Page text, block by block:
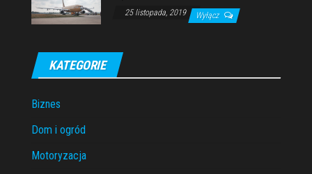
25 listopada, 2019 Wyłącz
KATEGORIE
Biznes
Dom i ogród
Motoryzacja